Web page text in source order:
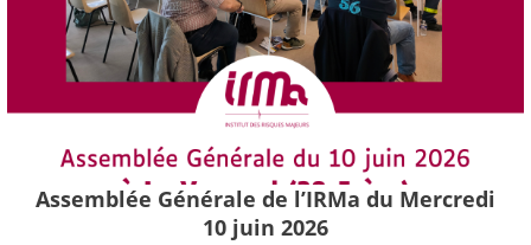
Assemblée Générale de l’IRMa du Mercredi
10 juin 2026